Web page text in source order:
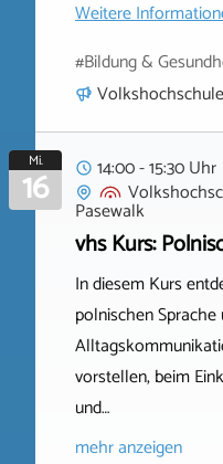
Weitere
#Bildung &
Mi.
16
14:00 - 15:30 Uhr
Pasewalk
vhs Kurs:
In diesem Kurs
polnischen
vorstellen, beim
und…
mehr anzeigen